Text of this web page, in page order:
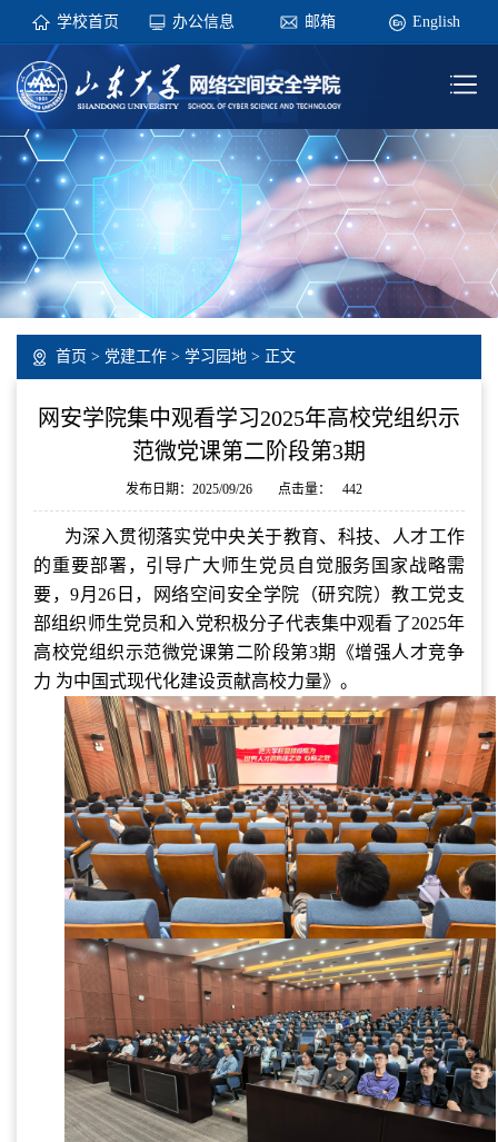
学校首页 办公信息 邮箱 English
首页 > 党建工作 > 学习园地 > 正文
网安学院集中观看学习2025年高校党组织示
范微党课第二阶段第3期
发布日期：2025/09/26 点击量： 442
为深入贯彻落实党中央关于教育、科技、人才工作
的重要部署，引导广大师生党员自觉服务国家战略需
要，9月26日，网络空间安全学院（研究院）教工党支
部组织师生党员和入党积极分子代表集中观看了2025年
高校党组织示范微党课第二阶段第3期《增强人才竞争
力 为中国式现代化建设贡献高校力量》。